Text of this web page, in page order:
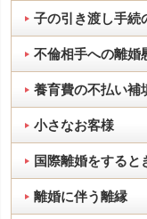
子の引き渡し手続
不倫相手への離婚
養育費の不払い補
小さなお客様
国際離婚をすると
離婚に伴う離縁